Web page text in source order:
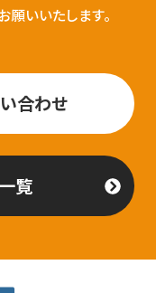
いいたします。
合わせ
覧